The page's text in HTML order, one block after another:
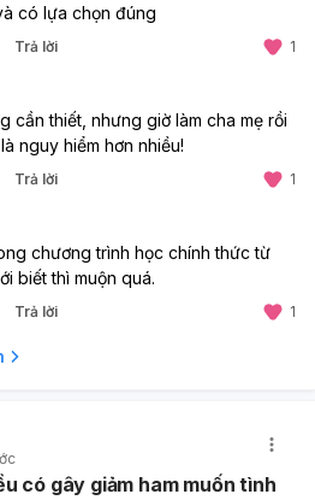
có lựa chọn đúng
Trả lời 1
cần thiết, nhưng giờ làm cha mẹ rồi
nguy hiểm hơn nhiều!
Trả lời 1
chương trình học chính thức từ
biết thì muộn quá.
Trả lời 1
có gây giảm ham muốn tình